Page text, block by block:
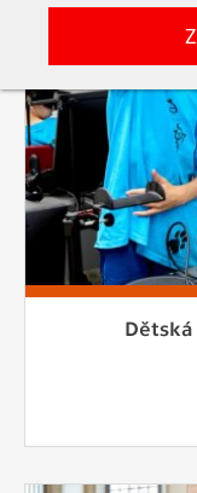
POTŘEBNÉ
Technické
ČVUT pro
vlastností a
nezbytné pro
vždy aktivní.
ANALYTICKÉ
Slouží pro
statistických
cookiesDětská